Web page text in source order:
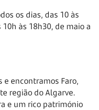
os dias, das 10 às
às 18h30, de maio a
e encontramos Faro,
região do Algarve.
e um rico património